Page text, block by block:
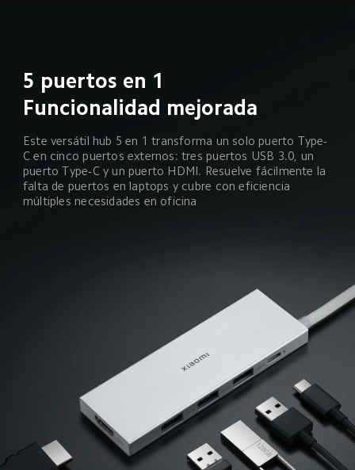
5 puertos en 1
Funcionalidad mejorada
Este versátil hub 5 en 1 transforma un solo puerto Type-
C en cinco puertos externos: tres puertos USB 3.0, un
puerto Type-C y un puerto HDMI. Resuelve fácilmente la
falta de puertos en laptops y cubre con eficiencia
múltiples necesidades en oficina